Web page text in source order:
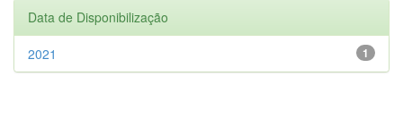
Data de Disponibilização
1
2021